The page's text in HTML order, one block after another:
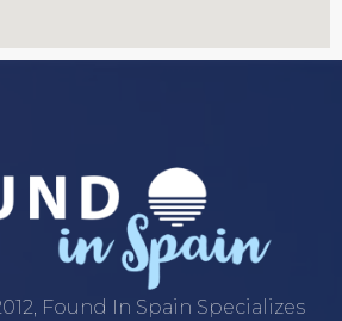
Found In Spain Specializes